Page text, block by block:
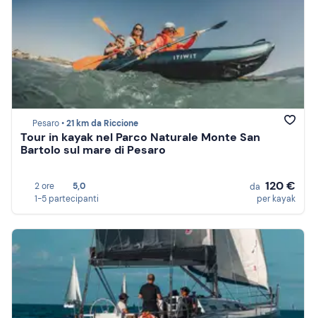
Pesaro •21 km da Riccione
Tour in kayak nel Parco Naturale Monte San
Bartolo sul mare di Pesaro
2 ore
5,0
1-5 partecipanti
da 120 €
per kayak